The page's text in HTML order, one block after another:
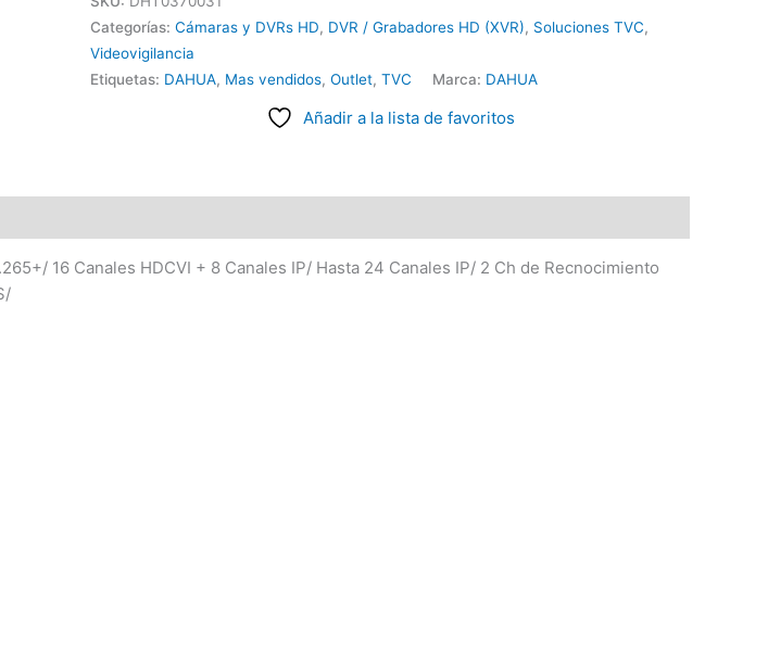
Categorías: Cámaras y DVRs HD, DVR / Grabadores HD (XVR), Soluciones TVC,
Videovigilancia
Etiquetas: DAHUA, Mas vendidos, Outlet, TVC Marca: DAHUA
Añadir a la lista de favoritos
16 Canales HDCVI + 8 Canales IP/ Hasta 24 Canales IP/ 2 Ch de Recnocimiento